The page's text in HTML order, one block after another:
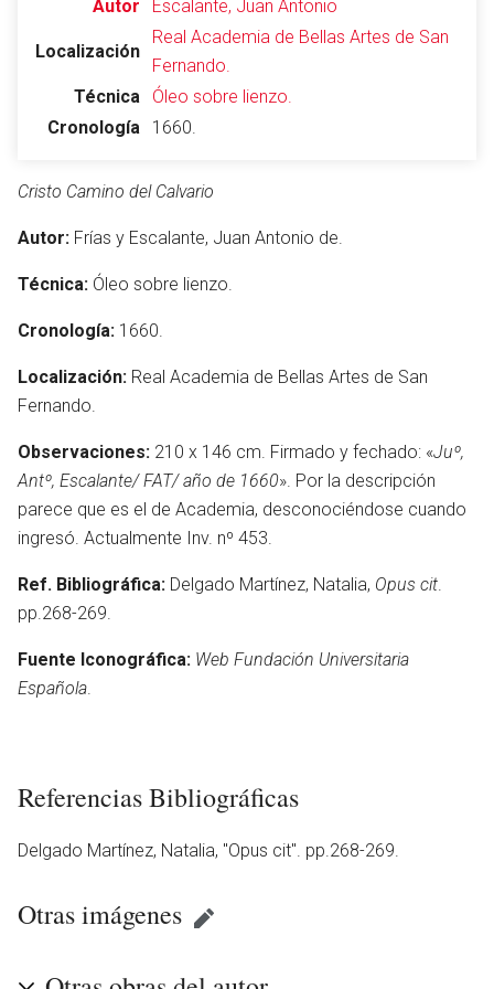
Autor Escalante, Juan Antonio
Localización
Real Academia de Bellas Artes de San
Fernando.
Técnica
Óleo sobre lienzo.
Cronología
1660.
Cristo Camino del Calvario
Autor: Frías y Escalante, Juan Antonio de.
Técnica: Óleo sobre lienzo.
Cronología: 1660.
Localización: Real Academia de Bellas Artes de San
Fernando.
Observaciones: 210 x 146 cm. Firmado y fechado: «Juº,
Antº, Escalante/ FAT/ año de 1660». Por la descripción
parece que es el de Academia, desconociéndose cuando
ingresó. Actualmente Inv. nº 453.
Ref. Bibliográfica: Delgado Martínez, Natalia, Opus cit
pp.268-269.
Fuente Iconográfica: Web Fundación Universitaria
Española
Referencias Bibliográficas
Delgado Martínez, Natalia, ''Opus cit''. pp.268-269.
Otras imágenes